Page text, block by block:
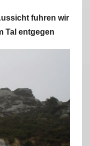
fuhren wir
Tal entgegen